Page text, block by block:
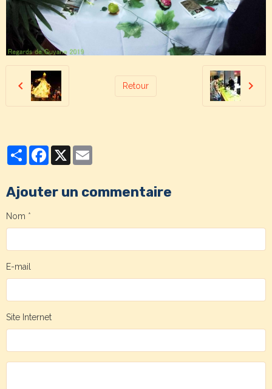
Retour
PartagerFacebook
X
Ajouter un commentaire
Nom
E-mail
Site Internet